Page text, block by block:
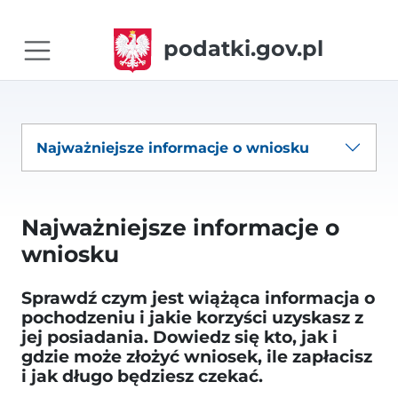
podatki.gov.pl
Najważniejsze informacje o wniosku
Najważniejsze informacje o
wniosku
Sprawdź czym jest wiążąca informacja o
pochodzeniu i jakie korzyści uzyskasz z
jej posiadania. Dowiedz się kto, jak i
gdzie może złożyć wniosek, ile zapłacisz
i jak długo będziesz czekać.